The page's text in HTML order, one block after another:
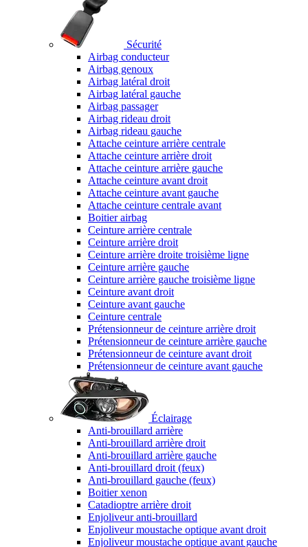
Sécurité
Airbag conducteur
Airbag genoux
Airbag latéral droit
Airbag latéral gauche
Airbag passager
Airbag rideau droit
Airbag rideau gauche
Attache ceinture arrière centrale
Attache ceinture arrière droit
Attache ceinture arrière gauche
Attache ceinture avant droit
Attache ceinture avant gauche
Attache ceinture centrale avant
Boitier airbag
Ceinture arrière centrale
Ceinture arrière droit
Ceinture arrière droite troisième ligne
Ceinture arrière gauche
Ceinture arrière gauche troisième ligne
Ceinture avant droit
Ceinture avant gauche
Ceinture centrale
Prétensionneur de ceinture arrière droit
Prétensionneur de ceinture arrière gauche
Prétensionneur de ceinture avant droit
Prétensionneur de ceinture avant gauche
Éclairage
Anti-brouillard arrière
Anti-brouillard arrière droit
Anti-brouillard arrière gauche
Anti-brouillard droit (feux)
Anti-brouillard gauche (feux)
Boitier xenon
Catadioptre arrière droit
Enjoliveur anti-brouillard
Enjoliveur moustache optique avant droit
Enjoliveur moustache optique avant gauche